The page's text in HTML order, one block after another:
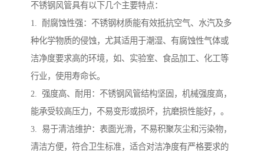
不锈钢风管具有以下几个主要特点：
1. 耐腐蚀性强：不锈钢材质能有效抵抗空气、水汽及多
种化学物质的侵蚀，尤其适用于潮湿、有腐蚀性气体或
洁净度要求高的环境，如、实验室、食品加工、化工等
行业，使用寿命长。
2. 强度高、耐用：不锈钢风管结构坚固，机械强度高，
能承受较高压力，不易变形或损坏，抗磨损性能好，。
3. 易于清洁维护：表面光滑，不易积聚灰尘和污染物，
清洁方便，符合卫生标准，适合对洁净度有严格要求的